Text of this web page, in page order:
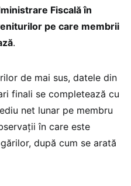
Fiscală în
pe care membrii
.
de mai sus, datele din
finali se completează cu
net lunar pe membru
în care este
după cum se arată